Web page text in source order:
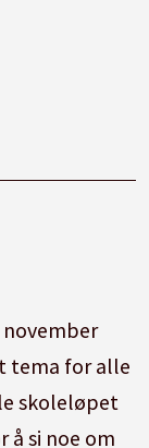
november
tema for alle
skoleløpet
å si noe om